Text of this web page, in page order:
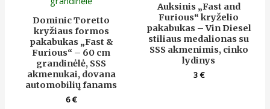
Dominic Toretto
kryžiaus formos
pakabukas „Fast &
Furious“ – 60 cm
grandinėlė, SSS
akmenukai, dovana
automobilių fanams
6€
Auksinis „Fast and
Furious“ kryželio
pakabukas – Vin Diesel
stiliaus medalionas su
SSS akmenimis, cinko
lydinys
3€